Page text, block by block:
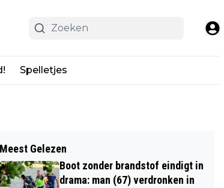
Spelletjes
Meest Gelezen
Boot zonder brandstof eindigt in
drama: man (67) verdronken in